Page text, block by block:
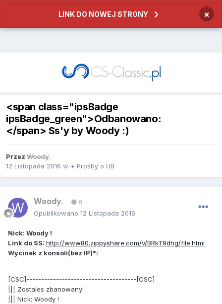
LINK DO NOWEJ STRONY ×
<span class="ipsBadge
ipsBadge_green">Odbanowano:
</span> Ss'y by Woody :)
Przez Woody.
12 Listopada 2016 w + Prośby o UB
Woody. 0
Opublikowano 12 Listopada 2016
Nick: Woody !
Link do SS: http://www80.zippyshare.com/v/BRkT9dhg/file.html
Wycinek z konsoli(bez IP)*:
[CSC]-------------------------------------[CSC]
||| Zostales zbanowany!
||| Nick: Woody !